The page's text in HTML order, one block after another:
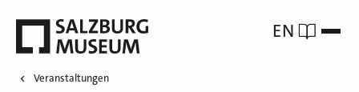
EN
Veranstaltungen